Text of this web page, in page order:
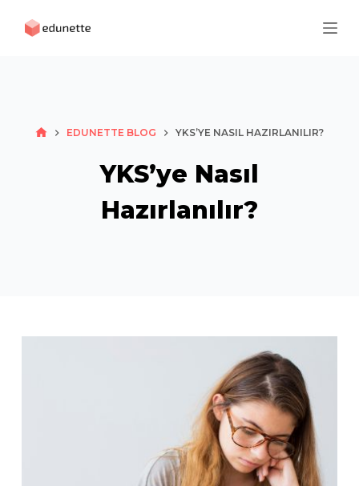
HOMEEDUNETTE BLOG YKS’YE NASIL HAZIRLANILIR?
YKS’ye Nasıl
Hazırlanılır?